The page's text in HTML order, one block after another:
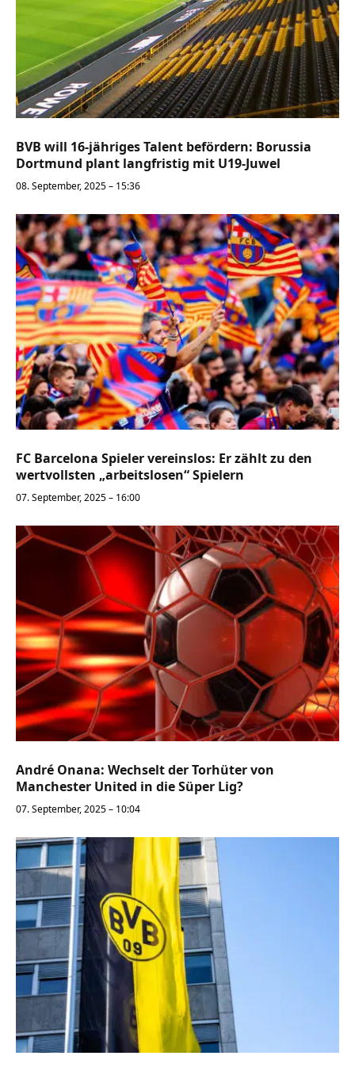
BVB will 16-jähriges Talent befördern: Borussia
Dortmund plant langfristig mit U19-Juwel
08. September, 2025 – 15:36
FC Barcelona Spieler vereinslos: Er zählt zu den
wertvollsten „arbeitslosen“ Spielern
07. September, 2025 – 16:00
André Onana: Wechselt der Torhüter von
Manchester United in die Süper Lig?
07. September, 2025 – 10:04